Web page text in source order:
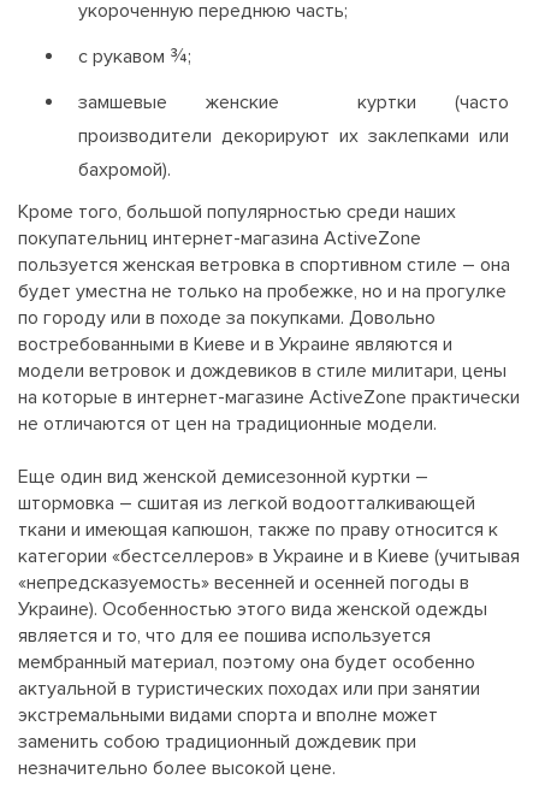
укороченную переднюю часть;
с рукавом ¾;
замшевые женские куртки (часто
производители декорируют их заклепками или
бахромой).
Кроме того, большой популярностью среди наших
покупательниц интернет-магазина ActiveZone
пользуется женская ветровка в спортивном стиле – она
будет уместна не только на пробежке, но и на прогулке
по городу или в походе за покупками. Довольно
востребованными в Киеве и в Украине являются и
модели ветровок и дождевиков в стиле милитари, цены
на которые в интернет-магазине ActiveZone практически
не отличаются от цен на традиционные модели.
Еще один вид женской демисезонной куртки –
штормовка – сшитая из легкой водоотталкивающей
ткани и имеющая капюшон, также по праву относится к
категории «бестселлеров» в Украине и в Киеве (учитывая
«непредсказуемость» весенней и осенней погоды в
Украине). Особенностью этого вида женской одежды
является и то, что для ее пошива используется
мембранный материал, поэтому она будет особенно
актуальной в туристических походах или при занятии
экстремальными видами спорта и вполне может
заменить собою традиционный дождевик при
незначительно более высокой цене.